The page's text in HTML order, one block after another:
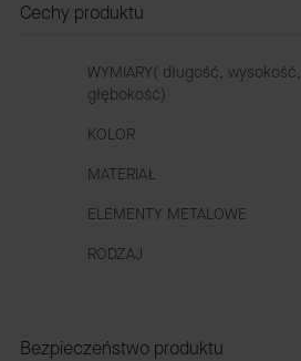
Cechy produktu
WYMIARY( długość, wysokość,
głębokość)
KOLOR
MATERIAŁ
ELEMENTY METALOWE
RODZAJ
Bezpieczeństwo produktu